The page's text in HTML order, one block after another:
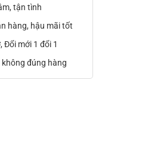
tận tình
hàng, hậu mãi tốt
Đổi mới 1 đổi 1
không đúng hàng